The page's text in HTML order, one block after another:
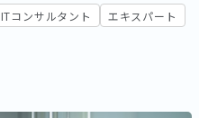
ITコンサルタント
エキスパート